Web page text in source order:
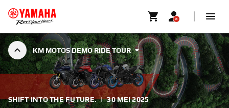
KM MOTOS DEMO RIDE TOUR
SHIFT INTO THE FUTURE. | 30 MEI 2025